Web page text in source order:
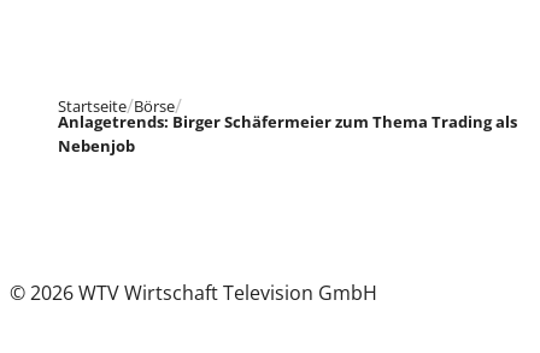
Startseite Börse
Anlagetrends: Birger Schäfermeier zum Thema Trading als
Nebenjob
© 2026 WTV Wirtschaft Television GmbH